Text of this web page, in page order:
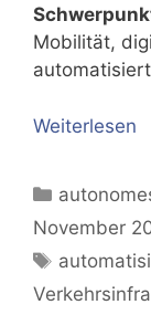
Mobilität,
Weiterlesen
November